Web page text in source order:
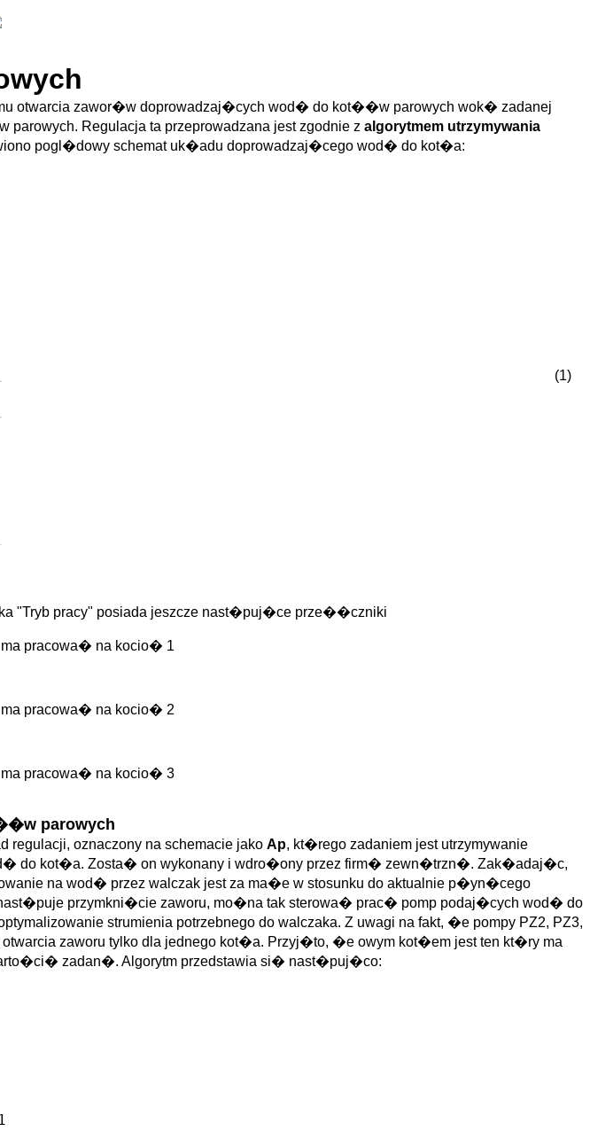
otwarcia zawor�w doprowadzaj�cych wod� do kot��w parowych wok� zadanej
Regulacja ta przeprowadzana jest zgodnie z algorytmem utrzymywania
pogl�dowy schemat uk�adu doprowadzaj�cego wod� do kot�a:
(1)
"Tryb pracy" posiada jeszcze nast�puj�ce prze��czniki
pracowa� na kocio� 1
pracowa� na kocio� 2
pracowa� na kocio� 3
parowych
oznaczony na schemacie jako Ap, kt�rego zadaniem jest utrzymywanie
do kot�a. Zosta� on wykonany i wdro�ony przez firm� zewn�trzn�. Zak�adaj�c,
na wod� przez walczak jest za ma�e w stosunku do aktualnie p�yn�cego
przymkni�cie zaworu, mo�na tak sterowa� prac� pomp podaj�cych wod� do
strumienia potrzebnego do walczaka. Z uwagi na fakt, �e pompy PZ2, PZ3,
zaworu tylko dla jednego kot�a. Przyj�to, �e owym kot�em jest ten kt�ry ma
zadan�. Algorytm przedstawia si� nast�puj�co: